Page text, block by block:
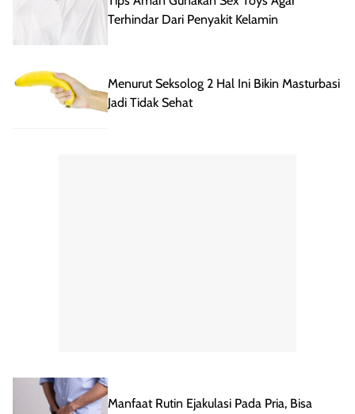
Terhindar Dari Penyakit Kelamin
Menurut Seksolog 2 Hal Ini Bikin Masturbasi
Jadi Tidak Sehat
Manfaat Rutin Ejakulasi Pada Pria, Bisa